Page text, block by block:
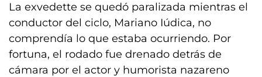
La exvedette se quedó paralizada mientras el
conductor del ciclo, Mariano Iúdica, no
comprendía lo que estaba ocurriendo. Por
fortuna, el rodado fue drenado detrás de
cámara por el actor y humorista nazareno